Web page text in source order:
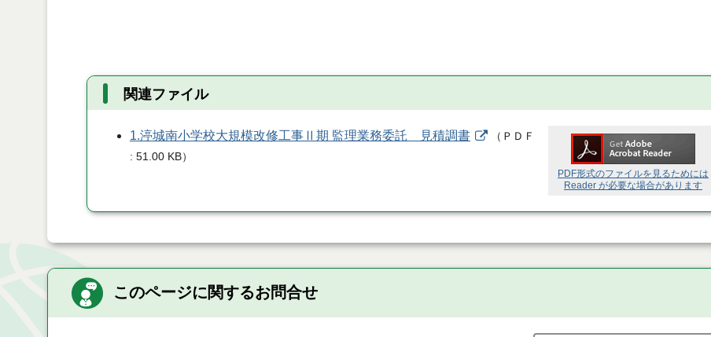
関連ファイル
PDF形式のファイルを見るためには
Reader が必要な場合があります
1.渟城南小学校大規模改修工事Ⅱ期 監理業務委託 見積調書 （ ＰＤＦ
51.00 KB）
このページに関するお問合せ